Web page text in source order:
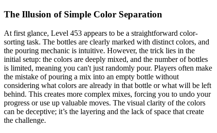
The Illusion of Simple Color Separation
At first glance, Level 453 appears to be a straightforward color-
sorting task. The bottles are clearly marked with distinct colors, and
the pouring mechanic is intuitive. However, the trick lies in the
initial setup: the colors are deeply mixed, and the number of bottles
is limited, meaning you can't just randomly pour. Players often make
the mistake of pouring a mix into an empty bottle without
considering what colors are already in that bottle or what will be left
behind. This creates more complex mixes, forcing you to undo your
progress or use up valuable moves. The visual clarity of the colors
can be deceptive; it’s the layering and the lack of space that create
the challenge.